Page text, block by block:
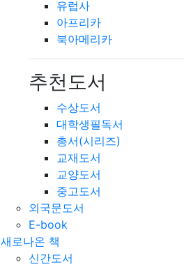
유럽사
아프리카
북아메리카
추천도서
수상도서
대학생필독서
총서(시리즈)
교재도서
교양도서
중고도서
외국문도서
E-book
새로나온 책
신간도서